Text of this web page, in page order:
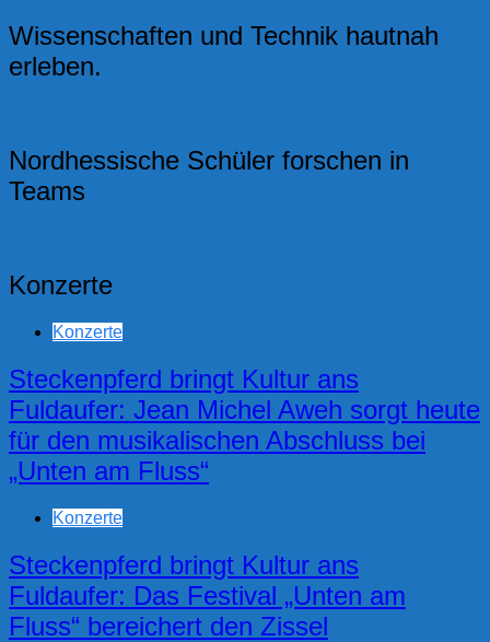
Wissenschaften und Technik hautnah
erleben.
Nordhessische Schüler forschen in
Teams
Konzerte
Konzerte
Steckenpferd bringt Kultur ans
Fuldaufer: Jean Michel Aweh sorgt heute
für den musikalischen Abschluss bei
„Unten am Fluss“
Konzerte
Steckenpferd bringt Kultur ans
Fuldaufer: Das Festival „Unten am
Fluss“ bereichert den Zissel